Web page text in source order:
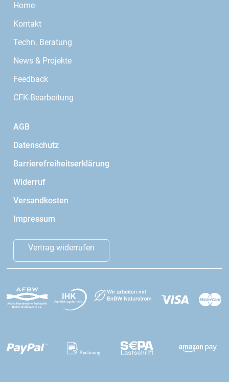
Home
Kontakt
Techn. Beratung
News & Projekte
Feedback
CFK-Bearbeitung
AGB
Datenschutz
Barrierefreiheitserklärung
Widerruf
Versandkosten
Impressum
Vertrag widerrufen